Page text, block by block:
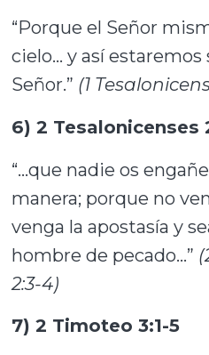
“Porque el Señor
cielo… y así
Señor.” (1
6) 2 Tesalonicenses
“…que nadie os
manera; porque no
venga la apostasía y
hombre de pecado…”
2:3-4)
7) 2 Timoteo 3:1-5